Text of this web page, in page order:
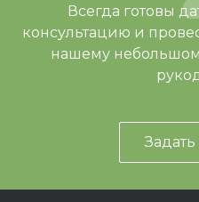
Всегда готовы
консультацию и
нашему